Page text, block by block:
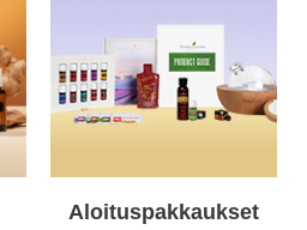
Aloituspakkaukset